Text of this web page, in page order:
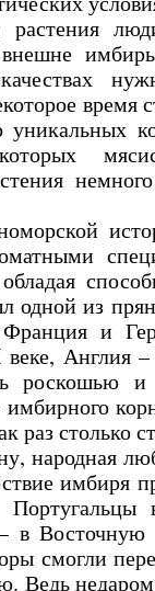
внешне
время
одной из
и
веке, Англия
роскошью
раз столько
народная
имбиря
Португальцы
в
смогли
Ведь